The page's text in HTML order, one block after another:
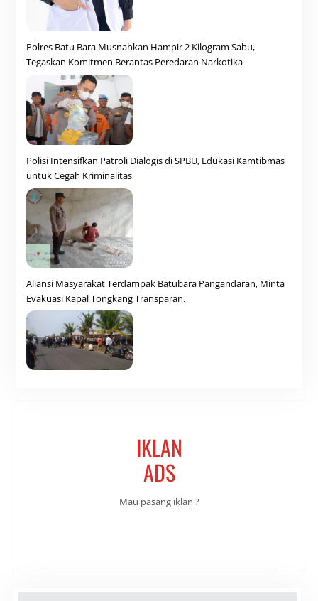
Polres Batu Bara Musnahkan Hampir 2 Kilogram Sabu,
Tegaskan Komitmen Berantas Peredaran Narkotika
Polisi Intensifkan Patroli Dialogis di SPBU, Edukasi Kamtibmas
untuk Cegah Kriminalitas
Aliansi Masyarakat Terdampak Batubara Pangandaran, Minta
Evakuasi Kapal Tongkang Transparan.
IKLAN
ADS
Mau pasang iklan ?